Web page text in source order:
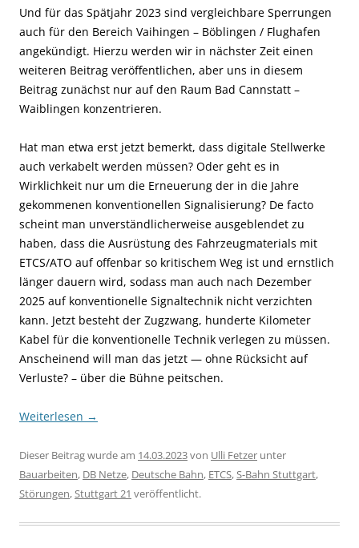
Und für das Spätjahr 2023 sind vergleichbare Sperrungen
auch für den Bereich Vaihingen – Böblingen / Flughafen
angekündigt. Hierzu werden wir in nächster Zeit einen
weiteren Beitrag veröffentlichen, aber uns in diesem
Beitrag zunächst nur auf den Raum Bad Cannstatt –
Waiblingen konzentrieren.
Hat man etwa erst jetzt bemerkt, dass digitale Stellwerke
auch verkabelt werden müssen? Oder geht es in
Wirklichkeit nur um die Erneuerung der in die Jahre
gekommenen konventionellen Signalisierung? De facto
scheint man unverständlicherweise ausgeblendet zu
haben, dass die Ausrüstung des Fahrzeugmaterials mit
ETCS/ATO auf offenbar so kritischem Weg ist und ernstlich
länger dauern wird, sodass man auch nach Dezember
2025 auf konventionelle Signaltechnik nicht verzichten
kann. Jetzt besteht der Zugzwang, hunderte Kilometer
Kabel für die konventionelle Technik verlegen zu müssen.
Anscheinend will man das jetzt — ohne Rücksicht auf
Verluste? – über die Bühne peitschen.
Weiterlesen →
Dieser Beitrag wurde am 14.03.2023von Ulli Fetzer unter
Bauarbeiten, DB Netze, Deutsche Bahn, ETCS,S-Bahn Stuttgart,
Störungen,Stuttgart 21 veröffentlicht.